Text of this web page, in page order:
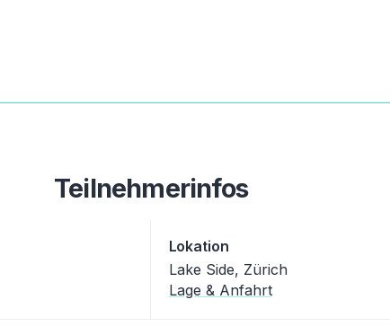
Teilnehmerinfos
Lokation
Lake Side, Zürich
Lage & Anfahrt